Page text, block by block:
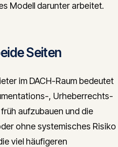
Modell darunter arbeitet.
Seiten
im DACH-Raum bedeutet
, Urheberrechts-
aufzubauen und die
ohne systemisches Risiko
viel häufigeren